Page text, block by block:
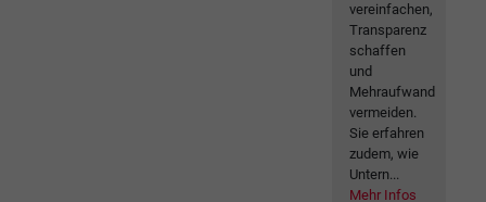
vereinfachen,
Transparenz
schaffen
und
Mehraufwand
vermeiden.
Sie erfahren
zudem, wie
Untern...
Mehr Infos